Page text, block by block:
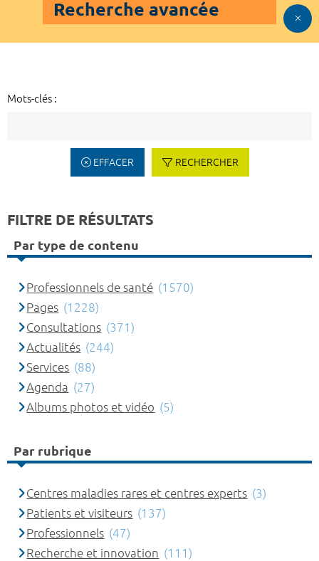
Recherche avancée
Mots-clés :
EFFACER RECHERCHER
FILTRE DE RÉSULTATS
Par type de contenu
Professionnels de santé (1570)
Pages (1228)
Consultations (371)
Actualités (244)
Services (88)
Agenda (27)
Albums photos et vidéo (5)
Par rubrique
Centres maladies rares et centres experts (3)
Patients et visiteurs (137)
Professionnels (47)
Recherche et innovation (111)